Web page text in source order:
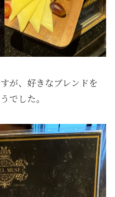
が、好きなブレンドを
でした。